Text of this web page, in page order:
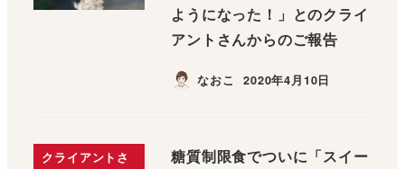
ようになった！」とのクライ
アントさんからのご報告
なおこ 2020年4月10日
クライアントさ
糖質制限食でついに「スイー